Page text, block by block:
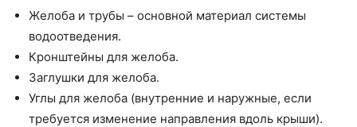
Желоба и трубы – основной материал системы
водоотведения.
Кронштейны для желоба.
Заглушки для желоба.
Углы для желоба (внутренние и наружные, если
требуется изменение направления вдоль крыши).